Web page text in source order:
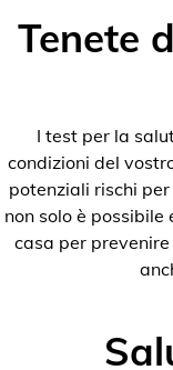
Tenete
I test per la
condizioni del
potenziali rischi
non solo è
casa per